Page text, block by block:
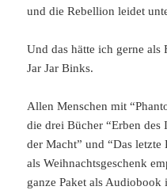
und die Rebellion leidet
Und das hätte ich gerne als
Jar Jar Binks.
Allen Menschen mit
die drei Bücher “Erben des
der Macht” und “Das
als Weihnachtsgeschenk
ganze Paket als